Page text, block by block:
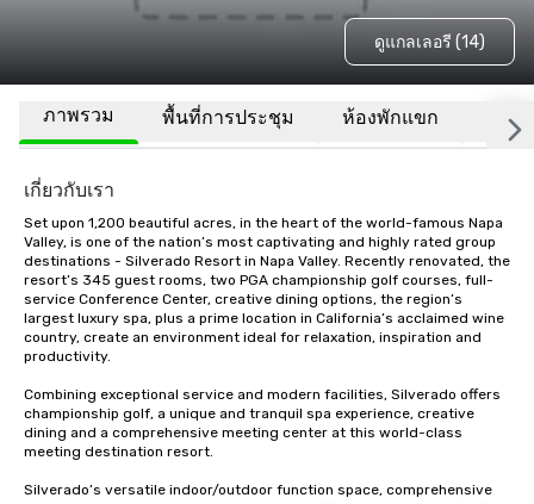
ดูแกลเลอรี (14)
ภาพรวม พื้นที่การประชุม ห้องพักแขก สถา
เกี่ยวกับเรา
Set upon 1,200 beautiful acres, in the heart of the world-famous Napa
Valley, is one of the nation’s most captivating and highly rated group
destinations - Silverado Resort in Napa Valley. Recently renovated, the
resort’s 345 guest rooms, two PGA championship golf courses, full-
service Conference Center, creative dining options, the region’s
largest luxury spa, plus a prime location in California’s acclaimed wine
country, create an environment ideal for relaxation, inspiration and
productivity.
Combining exceptional service and modern facilities, Silverado offers
championship golf, a unique and tranquil spa experience, creative
dining and a comprehensive meeting center at this world-class
meeting destination resort.
Silverado’s versatile indoor/outdoor function space, comprehensive